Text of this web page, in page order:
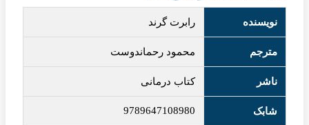
نویسنده رابرت گرند
مترجم محمود رحماندوست
ناشر کتاب درمانی
شابک 9789647108980